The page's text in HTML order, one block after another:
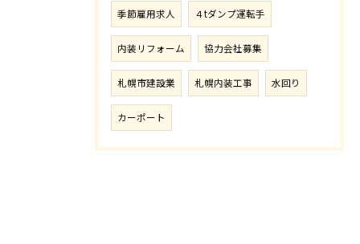
季節雇用求人 ４tダンプ運転手
内装リフォーム 協力会社募集
札幌市建設業 札幌内装工事 水回り
カーポート